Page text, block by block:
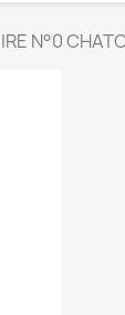
N°0